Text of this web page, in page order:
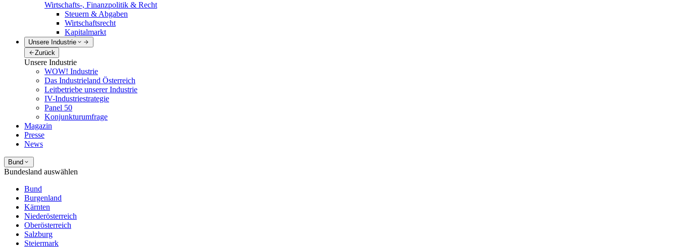
Wirtschafts-, Finanzpolitik & Recht
Steuern & Abgaben
Wirtschaftsrecht
Kapitalmarkt
Unsere Industrie
Zurück
Unsere Industrie
WOW! Industrie
Das Industrieland Österreich
Leitbetriebe unserer Industrie
IV-Industriestrategie
Panel 50
Konjunkturumfrage
Magazin
Presse
News
Bund
Bundesland auswählen
Bund
Burgenland
Kärnten
Niederösterreich
Oberösterreich
Salzburg
Steiermark